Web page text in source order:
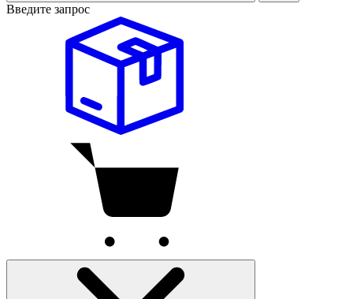
Введите запрос